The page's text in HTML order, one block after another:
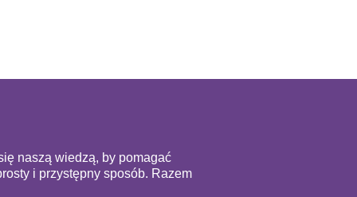
naszą wiedzą, by pomagać
i przystępny sposób. Razem